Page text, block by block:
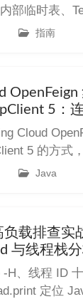
部临时表、
空间、SQL
指南
5：
Cloud
5 的方式
用原理、超
Java
负载排查实
与线程栈
-H、线程 ID
定位